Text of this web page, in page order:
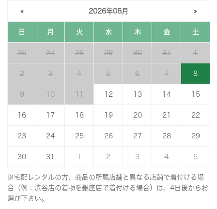
« 2026年08月 »
日 月 火 水 木 金 土
26 27 28 29 30 31 1
2 3 4 5 6 7 8
9 10 11 12 13 14 15
16 17 18 19 20 21 22
23 24 25 26 27 28 29
30 31 2 3 4 5
※宅配レンタルの方、商品の所属店舗と異なる店舗で着付ける場
合（例：渋谷店の着物を銀座店で着付ける場合）は、4日後からお
選び下さい。